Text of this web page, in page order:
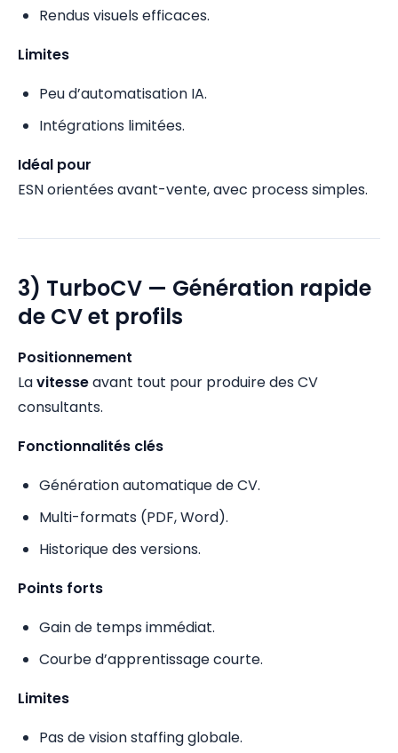
Rendus visuels efficaces.
Limites
Peu d’automatisation IA.
Intégrations limitées.
Idéal pour
ESN orientées avant-vente, avec process simples.
3) TurboCV — Génération rapide
de CV et profils
Positionnement
Lavitesseavant tout pour produire des CV
consultants.
Fonctionnalités clés
Génération automatique de CV.
Multi-formats (PDF, Word).
Historique des versions.
Points forts
Gain de temps immédiat.
Courbe d’apprentissage courte.
Limites
Pas de vision staffing globale.